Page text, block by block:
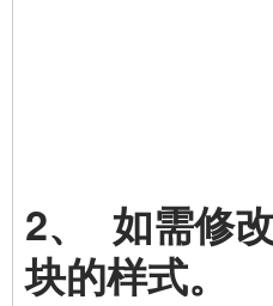
2、 如需修
块的样式。